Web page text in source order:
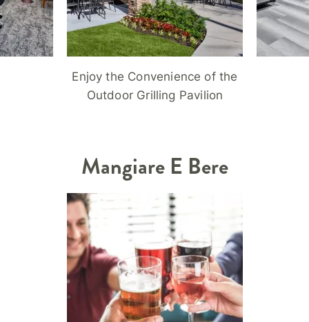
Enjoy the Convenience of the
Outdoor Grilling Pavilion
Mangiare E Bere